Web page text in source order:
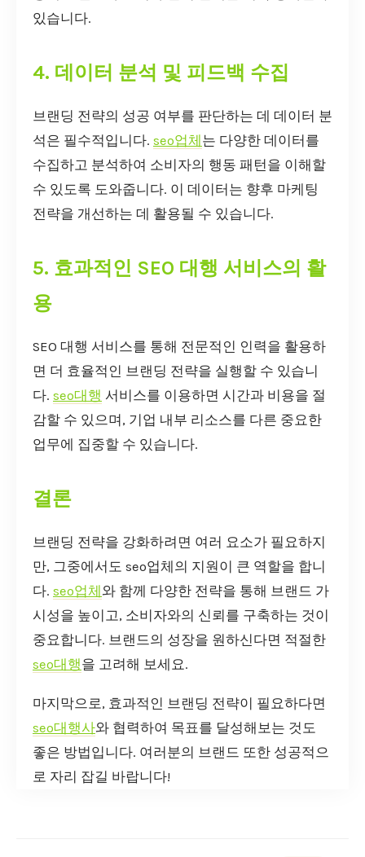
있습니다.
4. 데이터 분석 및 피드백 수집
브랜딩 전략의 성공 여부를 판단하는 데 데이터 분
석은 필수적입니다. seo업체 는 다양한 데이터를
수집하고 분석하여 소비자의 행동 패턴을 이해할
수 있도록 도와줍니다. 이 데이터는 향후 마케팅
전략을 개선하는 데 활용될 수 있습니다.
5. 효과적인 SEO 대행 서비스의 활
용
SEO 대행 서비스를 통해 전문적인 인력을 활용하
면 더 효율적인 브랜딩 전략을 실행할 수 있습니
다. seo대행 서비스를 이용하면 시간과 비용을 절
감할 수 있으며, 기업 내부 리소스를 다른 중요한
업무에 집중할 수 있습니다.
결론
브랜딩 전략을 강화하려면 여러 요소가 필요하지
만, 그중에서도 seo업체의 지원이 큰 역할을 합니
다. seo업체 와 함께 다양한 전략을 통해 브랜드 가
시성을 높이고, 소비자와의 신뢰를 구축하는 것이
중요합니다. 브랜드의 성장을 원하신다면 적절한
seo대행을 고려해 보세요.
마지막으로, 효과적인 브랜딩 전략이 필요하다면
seo대행사와 협력하여 목표를 달성해보는 것도
좋은 방법입니다. 여러분의 브랜드 또한 성공적으
로 자리 잡길 바랍니다!